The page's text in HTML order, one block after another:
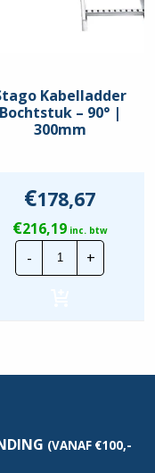
Kabelladder
Bochtstuk – 90° |
300mm
€178,67
€216,19inc. btw
-
Stago
Kabelladder
Bochtstuk
+
(VANAF €100,-